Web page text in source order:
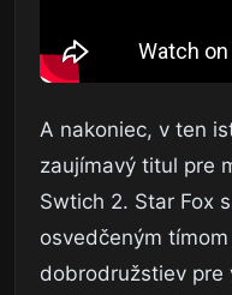
A nakoniec, v ten
zaujímavý titul pre
Swtich 2. Star Fox
osvedčeným
dobrodružstiev pre